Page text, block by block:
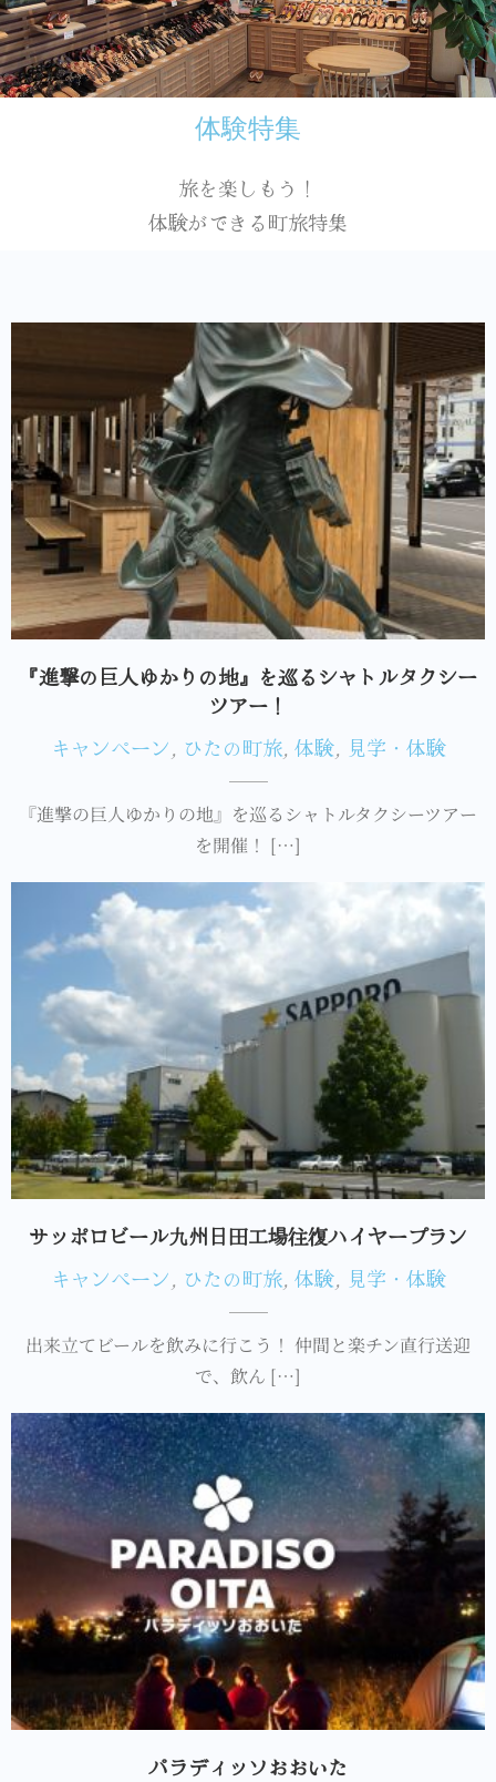
体験特集
旅を楽しもう！
体験ができる町旅特集
『進撃の巨人ゆかりの地』を巡るシャトルタクシー
ツアー！
キャンペーン, ひたの町旅, 体験, 見学・体験
『進撃の巨人ゆかりの地』を巡るシャトルタクシーツアー
を開催！ […]
サッポロビール九州日田工場往復ハイヤープラン
キャンペーン, ひたの町旅, 体験, 見学・体験
出来立てビールを飲みに行こう！ 仲間と楽チン直行送迎
で、飲ん […]
パラディッソおおいた